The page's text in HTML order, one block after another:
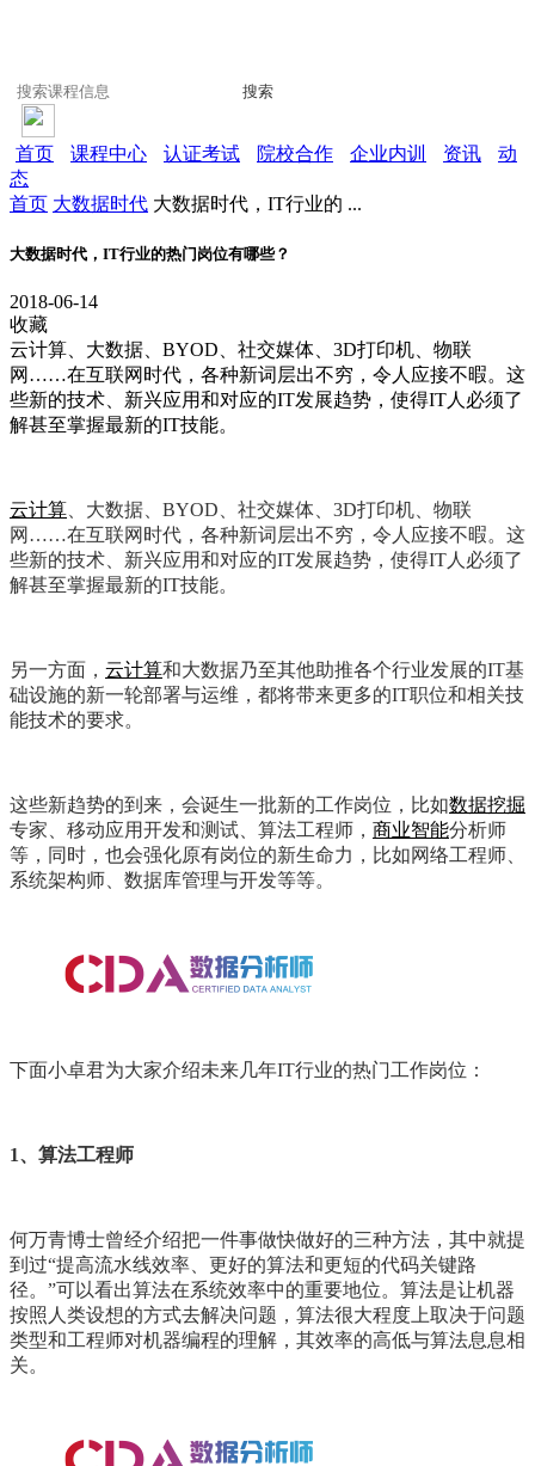
搜索
首页 课程中心 认证考试 院校合作 企业内训 资讯
动
态
首页 大数据时代 大数据时代，IT行业的 ...
大数据时代，IT行业的热门岗位有哪些？
2018-06-14
收藏
云计算、大数据、BYOD、社交媒体、3D打印机、物联
网……在互联网时代，各种新词层出不穷，令人应接不暇。这
些新的技术、新兴应用和对应的IT发展趋势，使得IT人必须了
解甚至掌握最新的IT技能。
云计算 、大数据、BYOD、社交媒体、3D打印机、物联
网……在互联网时代，各种新词层出不穷，令人应接不暇。这
些新的技术、新兴应用和对应的IT发展趋势，使得IT人必须了
解甚至掌握最新的IT技能。
另一方面， 云计算和大数据乃至其他助推各个行业发展的IT基
础设施的新一轮部署与运维，都将带来更多的IT职位和相关技
能技术的要求。
这些新趋势的到来，会诞生一批新的工作岗位，比如数据挖掘
专家、移动应用开发和测试、算法工程师， 商业智能分析师
等，同时，也会强化原有岗位的新生命力，比如网络工程师、
系统架构师、数据库管理与开发等等。
下面小卓君为大家介绍未来几年IT行业的热门工作岗位：
1、算法工程师
何万青博士曾经介绍把一件事做快做好的三种方法，其中就提
到过“提高流水线效率、更好的算法和更短的代码关键路
径。”可以看出算法在系统效率中的重要地位。算法是让机器
按照人类设想的方式去解决问题，算法很大程度上取决于问题
类型和工程师对机器编程的理解，其效率的高低与算法息息相
关。